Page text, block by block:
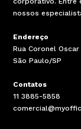
garantia
até 8 (oito)
decresce
Itens como
de 3 (três)
garantia
condições
nossos
Endereço
Rua Coronel
São Paulo/SP
Contatos
11 3885-5858